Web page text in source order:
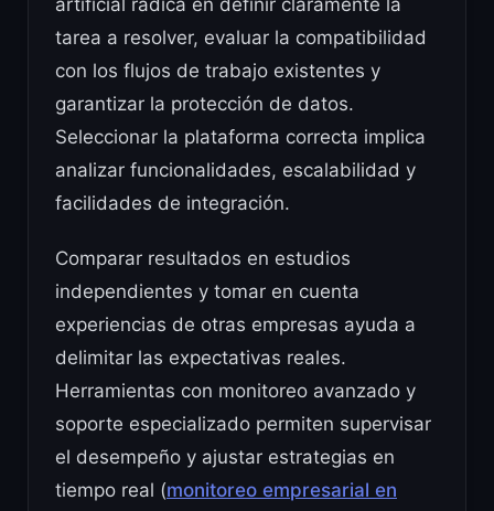
artificial radica en definir claramente la
tarea a resolver, evaluar la compatibilidad
con los flujos de trabajo existentes y
garantizar la protección de datos.
Seleccionar la plataforma correcta implica
analizar funcionalidades, escalabilidad y
facilidades de integración.
Comparar resultados en estudios
independientes y tomar en cuenta
experiencias de otras empresas ayuda a
delimitar las expectativas reales.
Herramientas con monitoreo avanzado y
soporte especializado permiten supervisar
el desempeño y ajustar estrategias en
tiempo real (monitoreo empresarial en